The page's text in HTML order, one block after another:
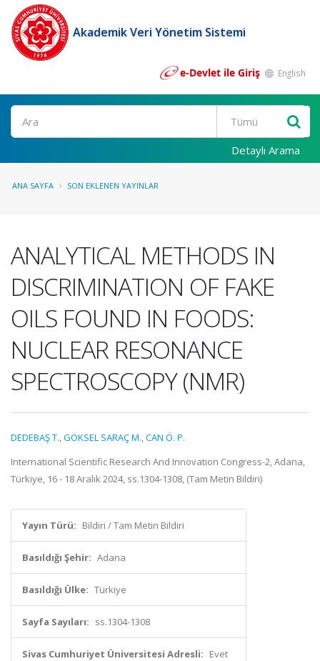
Akademik Veri Yönetim Sistemi
e-Devlet ile Giriş English
Ara
Detaylı Arama
ANA SAYFA SON EKLENEN YAYINLAR
ANALYTICAL METHODS IN
DISCRIMINATION OF FAKE
OILS FOUND IN FOODS:
NUCLEAR RESONANCE
SPECTROSCOPY (NMR)
DEDEBAŞ T.,GÖKSEL SARAÇ M.,CAN Ö. P.
International Scientific Research And Innovation Congress-2, Adana,
Türkiye, 16 - 18 Aralık 2024, ss.1304-1308, (Tam Metin Bildiri)
Yayın Türü: Bildiri / Tam Metin Bildiri
Basıldığı Şehir: Adana
Basıldığı Ülke: Türkiye
Sayfa Sayıları: ss.1304-1308
Sivas Cumhuriyet Üniversitesi Adresli: Evet